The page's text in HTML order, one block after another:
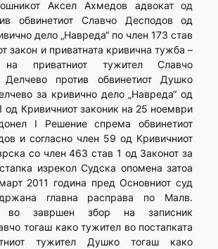
Аксел Ахмедов адвокат од
обвинетиот Славчо Десподов од
дело „Навреда“ по член 173 став
закон и приватната кривична тужба –
на приватниот тужител Славчо
против обвинетиот Душко
за кривично дело „Навреда“ од
од Кривичниот законик на 25 ноември
I Решение спрема обвинетиот
и согласно член 59 од Кривичниот
со член 463 став 1 од Законот за
изрекол Судска опомена затоа
2011 година пред Основниот суд
главна расправа по Малв.
во завршен збор на записник
тогаш како тужител во постапката
тужител Душко тогаш како